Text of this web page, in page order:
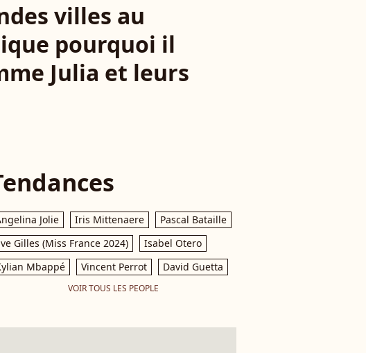
villes au
pourquoi il
Julia et leurs
Jolie Iris Mittenaere
Pascal Bataille
Gilles (Miss France 2024)
Isabel Otero
Mbappé
Vincent Perrot David Guetta
VOIR TOUS LES PEOPLE